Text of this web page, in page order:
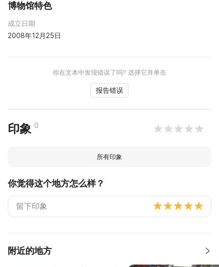
博物馆特色
成立日期
2008年12月25日
你在文本中发现错误了吗? 选择它并单击
报告错误
印象 0
所有印象
你觉得这个地方怎么样？
附近的地方